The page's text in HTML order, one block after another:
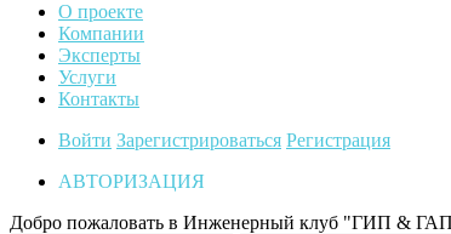
О проекте
Компании
Эксперты
Услуги
Контакты
Войти Зарегистрироваться Регистрация
АВТОРИЗАЦИЯ
Добро пожаловать в Инженерный клуб "ГИП &